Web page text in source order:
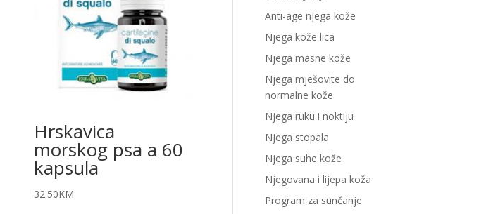
Hrskavica
morskog psa a 60
kapsula
32.50KM
Anti-age njega kože
Njega kože lica
Njega masne kože
Njega mješovite do
normalne kože
Njega ruku i noktiju
Njega stopala
Njega suhe kože
Njegovana i lijepa koža
Program za sunčanje